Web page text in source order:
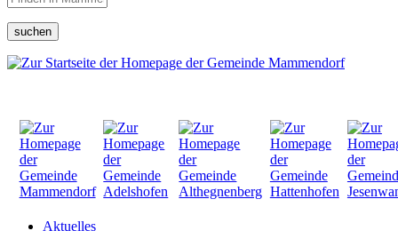
suchen
Aktuelles